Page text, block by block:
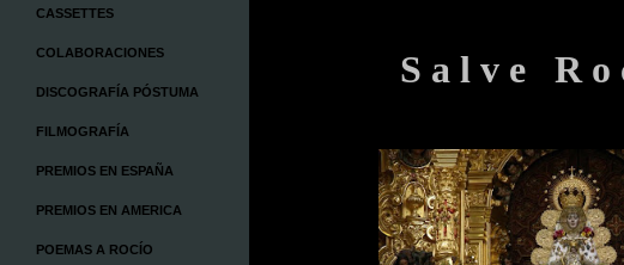
CASSETTES
COLABORACIONES
DISCOGRAFÍA PÓSTUMA
FILMOGRAFÍA
PREMIOS EN ESPAÑA
PREMIOS EN AMERICA
POEMAS A ROCÍO
S a l v e R o